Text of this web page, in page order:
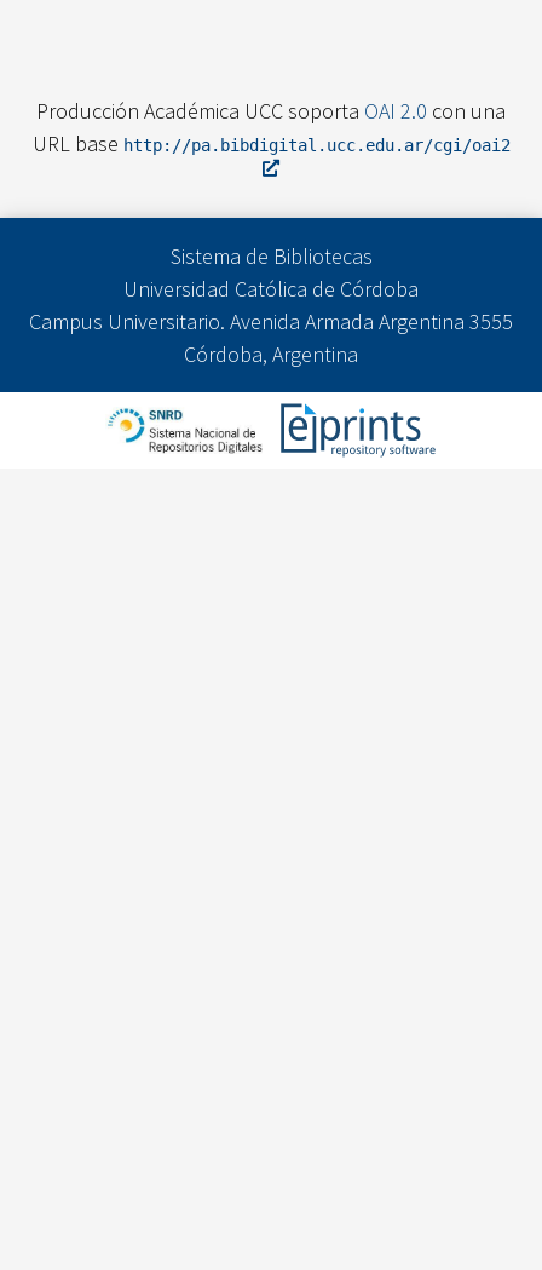
Producción Académica UCC soporta OAI 2.0 con una
URL base http://pa.bibdigital.ucc.edu.ar/cgi/oai2
Sistema de Bibliotecas
Universidad Católica de Córdoba
Campus Universitario. Avenida Armada Argentina 3555
Córdoba, Argentina